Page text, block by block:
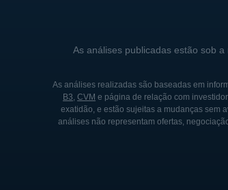
além de
Nature Valley
Os produtos
de opções
incluir
As análises publicadas estão sob
As análises realizadas são baseadas em
B3, CVM e página de relação com
exatidão, e estão sujeitas a mudanças sem
análises não representam ofertas,